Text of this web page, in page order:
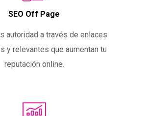
SEO Off Page
autoridad a través de enlaces
y relevantes que aumentan tu
reputación online.